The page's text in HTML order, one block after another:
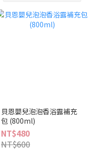
貝恩嬰兒泡泡香浴露補充
包 (800ml)
NT$480
NT$600